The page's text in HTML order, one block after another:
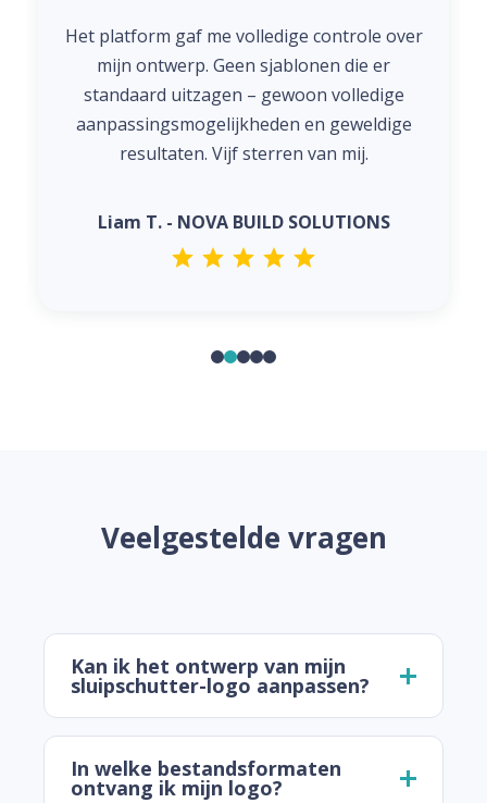
Het platform gaf me volledige controle over
mijn ontwerp. Geen sjablonen die er
standaard uitzagen – gewoon volledige
aanpassingsmogelijkheden en geweldige
resultaten. Vijf sterren van mij.
Liam T. - NOVA BUILD SOLUTIONS
Veelgestelde vragen
Kan ik het ontwerp van mijn
sluipschutter-logo aanpassen?
In welke bestandsformaten
ontvang ik mijn logo?